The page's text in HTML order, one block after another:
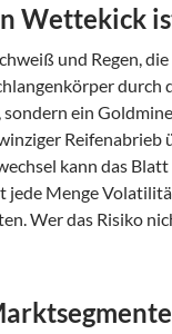
Wettekick
und Regen, die
durch
sondern ein
Reifenabrieb
kann das Blatt
jede Menge
Wer das Risiko